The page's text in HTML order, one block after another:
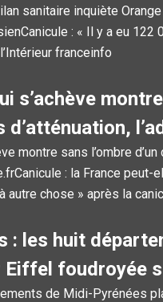
sanitaire inquiète
: « Il y a eu
franceinfo
s’achève
montre sans l’ombre
: la France
autre chose » après la
: les huit
Eiffel foudroyée
de Midi-Pyrénées